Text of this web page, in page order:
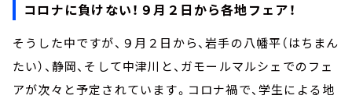
コロナに負けない！９月２日から各地フェア！
そうした中ですが、９月２日から、岩手の八幡平（はちまん
たい）、静岡、そして中津川と、ガモールマルシェでのフェ
アが次々と予定されています。コロナ禍で、学生による地